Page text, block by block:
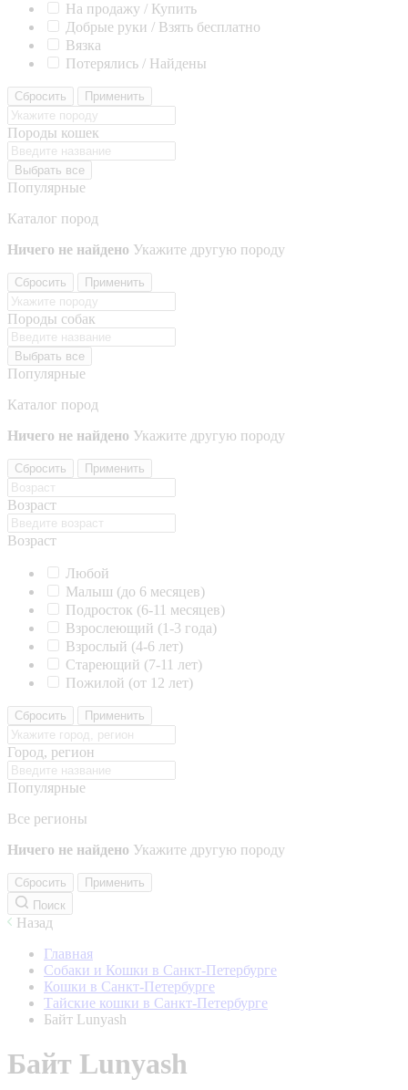
На продажу / Купить
Добрые руки / Взять бесплатно
Вязка
Потерялись / Найдены
Сбросить Применить
Породы кошек
Выбрать все
Популярные
Каталог пород
Ничего не найдено Укажите другую породу
Сбросить Применить
Породы собак
Выбрать все
Популярные
Каталог пород
Ничего не найдено Укажите другую породу
Сбросить Применить
Возраст
Возраст
Любой
Малыш (до 6 месяцев)
Подросток (6-11 месяцев)
Взрослеющий (1-3 года)
Взрослый (4-6 лет)
Стареющий (7-11 лет)
Пожилой (от 12 лет)
Сбросить Применить
Город, регион
Популярные
Все регионы
Ничего не найдено Укажите другую породу
Сбросить
Применить
Поиск
Назад
Главная
Собаки и Кошки в Санкт-Петербурге
Кошки в Санкт-Петербурге
Тайские кошки в Санкт-Петербурге
Байт Lunyash
Байт Lunyash